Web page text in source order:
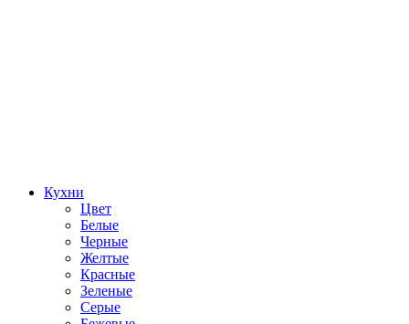
Кухни
Цвет
Белые
Черные
Желтые
Красные
Зеленые
Серые